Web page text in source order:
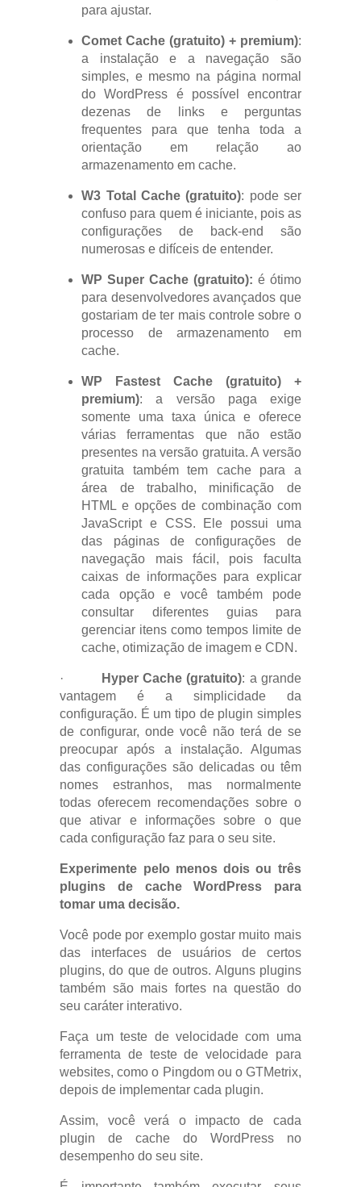
para ajustar.
Comet Cache (gratuito) + premium):
a instalação e a navegação são
simples, e mesmo na página normal
do WordPress é possível encontrar
dezenas de links e perguntas
frequentes para que tenha toda a
orientação em relação ao
armazenamento em cache.
W3 Total Cache (gratuito): pode ser
confuso para quem é iniciante, pois as
configurações de back-end são
numerosas e difíceis de entender.
WP Super Cache (gratuito): é ótimo
para desenvolvedores avançados que
gostariam de ter mais controle sobre o
processo de armazenamento em
cache.
WP Fastest Cache (gratuito) +
premium): a versão paga exige
somente uma taxa única e oferece
várias ferramentas que não estão
presentes na versão gratuita. A versão
gratuita também tem cache para a
área de trabalho, minificação de
HTML e opções de combinação com
JavaScript e CSS. Ele possui uma
das páginas de configurações de
navegação mais fácil, pois faculta
caixas de informações para explicar
cada opção e você também pode
consultar diferentes guias para
gerenciar itens como tempos limite de
cache, otimização de imagem e CDN.
· Hyper Cache (gratuito): a grande
vantagem é a simplicidade da
configuração. É um tipo de plugin simples
de configurar, onde você não terá de se
preocupar após a instalação. Algumas
das configurações são delicadas ou têm
nomes estranhos, mas normalmente
todas oferecem recomendações sobre o
que ativar e informações sobre o que
cada configuração faz para o seu site.
Experimente pelo menos dois ou três
plugins de cache WordPress para
tomar uma decisão.
Você pode por exemplo gostar muito mais
das interfaces de usuários de certos
plugins, do que de outros. Alguns plugins
também são mais fortes na questão do
seu caráter interativo.
Faça um teste de velocidade com uma
ferramenta de teste de velocidade para
websites, como o Pingdom ou o GTMetrix,
depois de implementar cada plugin.
Assim, você verá o impacto de cada
plugin de cache do WordPress no
desempenho do seu site.